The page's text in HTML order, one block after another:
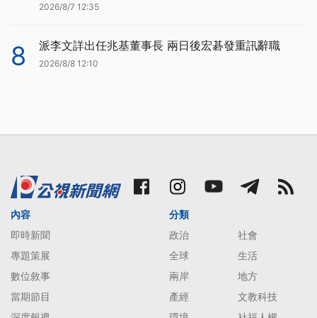
2026/8/7 12:35
8 派李文詳出任兆基董事長 兩日後宏碁發重訊辭職
2026/8/8 12:10
內容
即時新聞
專題策展
數位敘事
當期節目
分類
政治
社會
全球
生活
兩岸
地方
產經
文教科技